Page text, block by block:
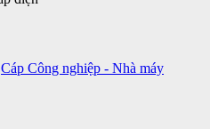
Cáp Công nghiệp - Nhà máy